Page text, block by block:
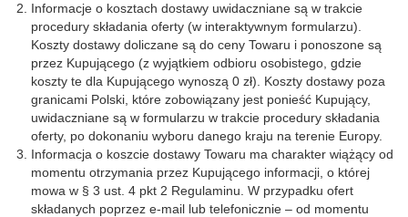
Informacje o kosztach dostawy uwidaczniane są w trakcie
procedury składania oferty (w interaktywnym formularzu).
Koszty dostawy doliczane są do ceny Towaru i ponoszone są
przez Kupującego (z wyjątkiem odbioru osobistego, gdzie
koszty te dla Kupującego wynoszą 0 zł). Koszty dostawy poza
granicami Polski, które zobowiązany jest ponieść Kupujący,
uwidaczniane są w formularzu w trakcie procedury składania
oferty, po dokonaniu wyboru danego kraju na terenie Europy.
Informacja o koszcie dostawy Towaru ma charakter wiążący od
momentu otrzymania przez Kupującego informacji, o której
mowa w § 3 ust. 4 pkt 2 Regulaminu. W przypadku ofert
składanych poprzez e-mail lub telefonicznie – od momentu